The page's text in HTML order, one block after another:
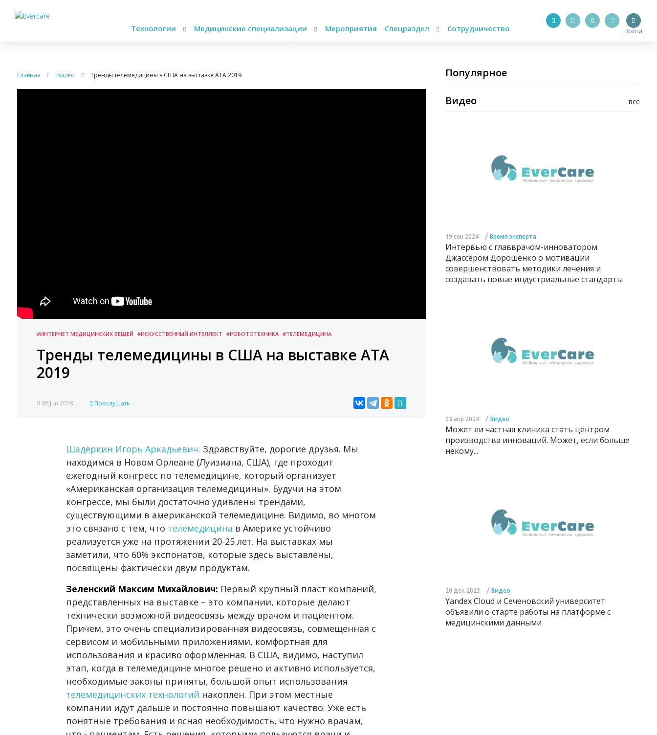
Технологии Медицинские специализации Мероприятия Спецраздел Сотрудничество Войти
Главная Видео Тренды телемедицины в США на выставке ATA 2019
#ИНТЕРНЕТ МЕДИЦИНСКИХ ВЕЩЕЙ #ИСКУССТВЕННЫЙ ИНТЕЛЛЕКТ #РОБОТОТЕХНИКА #ТЕЛЕМЕДИЦИНА
Тренды телемедицины в США на выставке ATA
2019
06 Jun 2019 Прослушать
Шадёркин Игорь Аркадьевич: Здравствуйте, дорогие друзья. Мы
находимся в Новом Орлеане (Луизиана, США), где проходит
ежегодный конгресс по телемедицине, который организует
«Американская организация телемедицины». Будучи на этом
конгрессе, мы были достаточно удивлены трендами,
существующими в американской телемедицине. Видимо, во многом
это связано с тем, что телемедицина в Америке устойчиво
реализуется уже на протяжении 20-25 лет. На выставках мы
заметили, что 60% экспонатов, которые здесь выставлены,
посвящены фактически двум продуктам.
Зеленский Максим Михайлович: Первый крупный пласт компаний,
представленных на выставке – это компании, которые делают
технически возможной видеосвязь между врачом и пациентом.
Причем, это очень специализированная видеосвязь, совмещенная с
сервисом и мобильными приложениями, комфортная для
использования и красиво оформленная. В США, видимо, наступил
этап, когда в телемедицине многое решено и активно используется,
необходимые законы приняты, большой опыт использования
телемедицинских технологий накоплен. При этом местные
компании идут дальше и постоянно повышают качество. Уже есть
понятные требования и ясная необходимость, что нужно врачам,
Популярное
все
Видео
19 сен 2024 / Время эксперта
Интервью с главврачом-инноватором
Джассером Дорошенко о мотивации
совершенствовать методики лечения и
создавать новые индустриальные стандарты
03 апр 2024 / Видео
Может ли частная клиника стать центром
производства инноваций. Может, если больше
некому...
20 дек 2023 / Видео
Yandex Cloud и Сеченовский университет
объявили о старте работы на платформе с
медицинскими данными